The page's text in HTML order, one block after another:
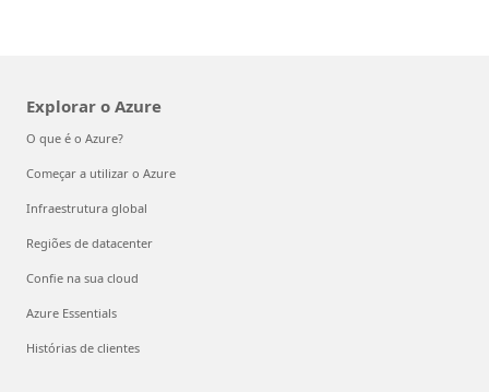
Explorar o Azure
O que é o Azure?
Começar a utilizar o Azure
Infraestrutura global
Regiões de datacenter
Confie na sua cloud
Azure Essentials
Histórias de clientes